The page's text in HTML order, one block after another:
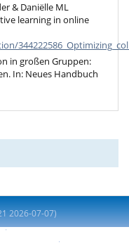
& Daniëlle ML
learning in online
in großen Gruppen:
In: Neues Handbuch
2026-07-07)